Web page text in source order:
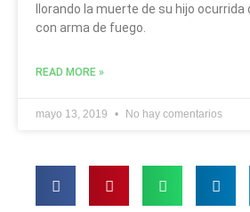
llorando la muerte de su hijo
con arma de fuego.
READ MORE »
mayo 13, 2019 No hay comentarios